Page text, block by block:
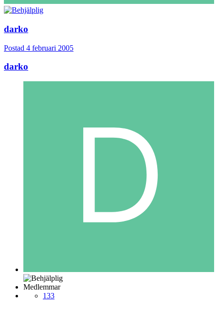
darko
Postad 4 februari 2005
darko
Medlemmar
133